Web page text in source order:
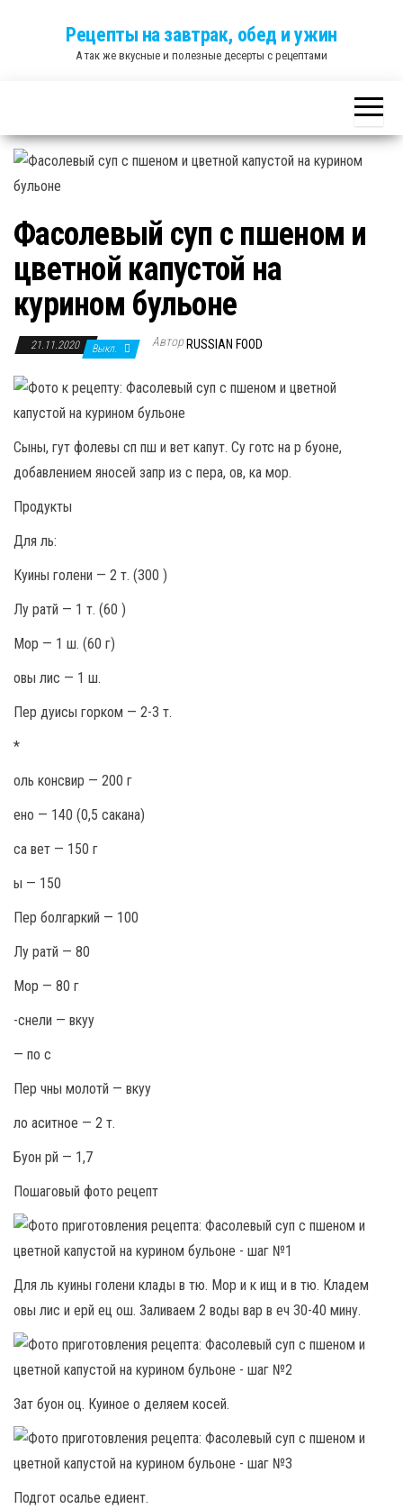
Рецепты на завтрак, обед и ужин
А так же вкусные и полезные десерты с рецептами
Фасолевый суп с пшеном и
цветной капустой на
курином бульоне
21.11.2020 Выкл. Автор RUSSIAN FOOD
Сыны, гут фолевы сп пш и вет капут. Су готс на р буоне,
добавлением яносей запр из с пера, ов, ка мор.
Продукты
Для ль:
Куины голени — 2 т. (300 )
Лу ратй — 1 т. (60 )
Мор — 1 ш. (60 г)
овы лис — 1 ш.
Пер дуисы горком — 2-3 т.
*
оль консвир — 200 г
ено — 140 (0,5 сакана)
са вет — 150 г
ы — 150
Пер болгаркий — 100
Лу ратй — 80
Мор — 80 г
-снели — вкуу
— по с
Пер чны молотй — вкуу
ло аситное — 2 т.
Буон рй — 1,7
Пошаговый фото рецепт
Для ль куины голени клады в тю. Мор и к ищ и в тю. Кладем
овы лис и ерй ец ош. Заливаем 2 воды вар в еч 30-40 мину.
Зат буон оц. Куиное о деляем косей.
Подгот осалье едиент.